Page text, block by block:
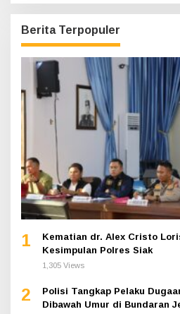
Berita Terpopuler
1
Kematian dr. Alex Cristo
Kesimpulan Polres Siak
1,305 Views
2
Polisi Tangkap Pelaku
Dibawah Umur di Bundaran